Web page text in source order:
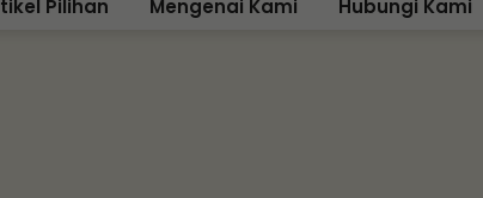
Pilihan Mengenai Kami Hubungi Kami